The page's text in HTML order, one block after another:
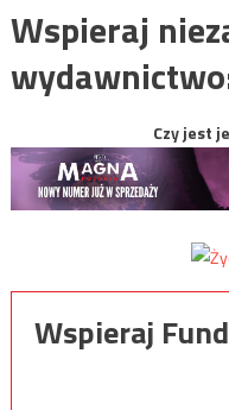
Wspieraj
Czy jest
Wspieraj